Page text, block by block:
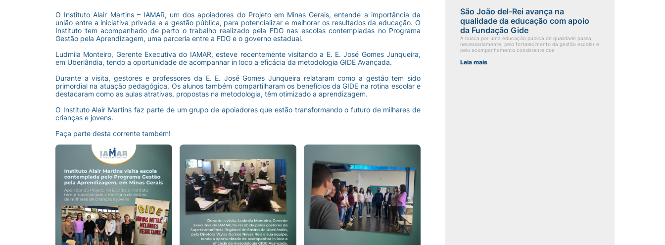
O Instituto Alair Martins – IAMAR, um dos apoiadores do Projeto em Minas Gerais, entende a importância da
união entre a iniciativa privada e a gestão pública, para potencializar e melhorar os resultados da educação. O
Instituto tem acompanhado de perto o trabalho realizado pela FDG nas escolas contempladas no Programa
Gestão pela Aprendizagem, uma parceria entre a FDG e o governo estadual.
Ludmila Monteiro, Gerente Executiva do IAMAR, esteve recentemente visitando a E. E. José Gomes Junqueira,
em Uberlândia, tendo a oportunidade de acompanhar in loco a eficácia da metodologia GIDE Avançada.
Durante a visita, gestores e professores da E. E. José Gomes Junqueira relataram como a gestão tem sido
primordial na atuação pedagógica. Os alunos também compartilharam os benefícios da GIDE na rotina escolar e
destacaram como as aulas atrativas, propostas na metodologia, têm otimizado a aprendizagem.
O Instituto Alair Martins faz parte de um grupo de apoiadores que estão transformando o futuro de milhares de
crianças e jovens.
Faça parte desta corrente também!
São João del-Rei avança na
qualidade da educação com apoio
da Fundação Gide
A busca por uma educação pública de qualidade passa,
necessariamente, pelo fortalecimento da gestão escolar e
pelo acompanhamento consistente dos
Leia mais